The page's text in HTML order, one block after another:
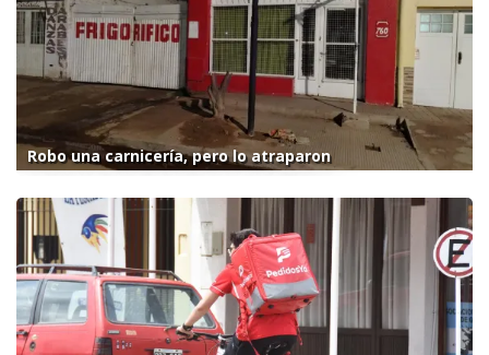
Robo una carnicería, pero lo atraparon